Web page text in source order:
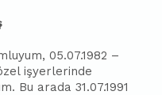
05.07.1982 –
işyerlerinde
Bu arada 31.07.1991